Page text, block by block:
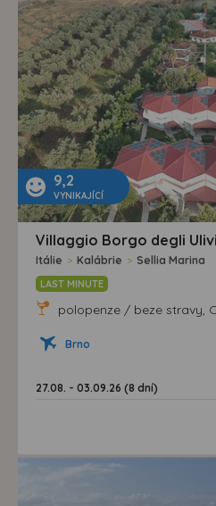
9,2
VYNIKAJÍCÍ
Villaggio Borgo degli
Itálie > Kalábrie > Sellia Marina
LAST MINUTE
polopenze / beze stravy,
Brno
27.08. - 03.09.26 (8 dní)